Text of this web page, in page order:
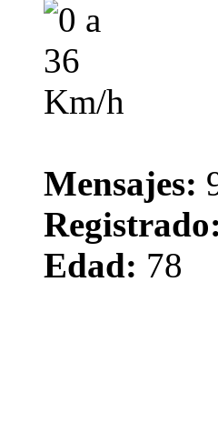
Mensajes:
Registrado:
Edad: 78